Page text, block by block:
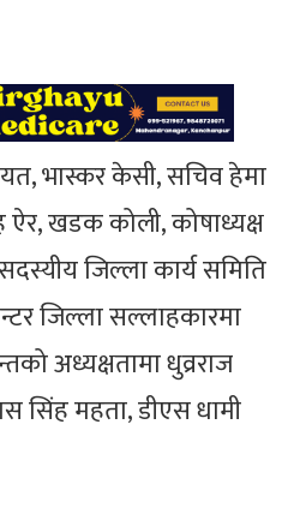
भास्कर केसी, सचिव हेमा
ऐर, खडक कोली, कोषाध्यक्ष
जिल्ला कार्य समिति
जिल्ला सल्लाहकारमा
अध्यक्षतामा धुव्रराज
सिंह महता, डीएस धामी